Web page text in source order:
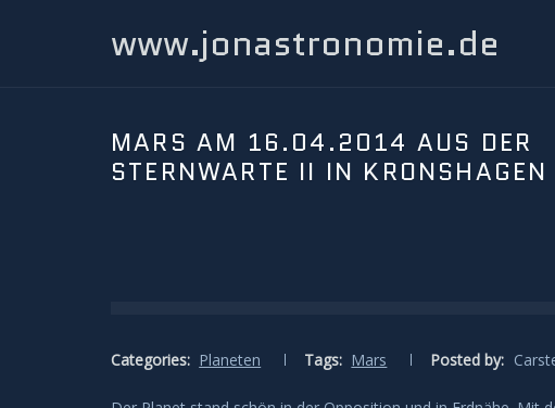
www.jonastronomie.de
MARS AM 16.04.2014 AUS DER
STERNWARTE II IN KRONSHAGEN
Categories: Planeten Tags: Mars Posted by: